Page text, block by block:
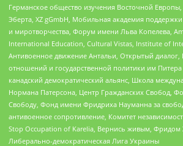
Германское общество изучения Восточной
Эберта, XZ gGmbH, Мобильная академия
и миротворчества, Форум имени Льва Копелева,
International Education, Cultural Vistas, Institute of
Антивоенное движение Антальи, Открытый
отношений и государственной политики им
канадский демократический альянс, Школа
Нормана Патерсона, Центр Гражданских Свобод,
Свободу, Фонд имени Фридриха Науманна за
антивоенное сопротивление, Комитет
Stop Occupation of Karelia, Вернись живым, Фридом
Либерально-демократическая Лига Украины